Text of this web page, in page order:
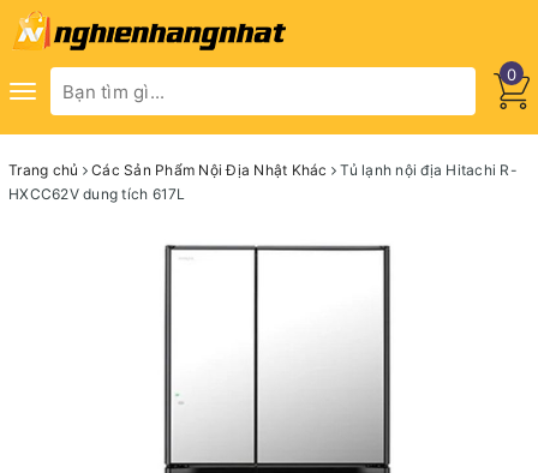
Toggle
0
Trang chủ Các Sản Phẩm Nội Địa Nhật Khác
Tủ lạnh nội địa Hitachi R-
HXCC62V dung tích 617L